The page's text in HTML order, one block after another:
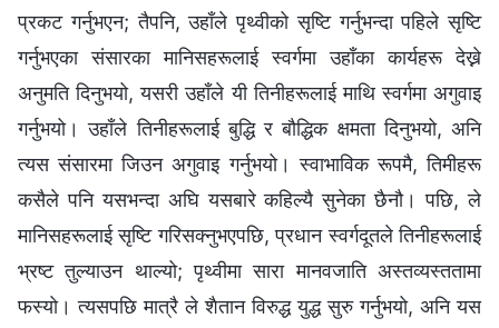
प्रकट गर्नुभएन; तैपनि, उहाँले पृथ्वीको सृष्टि गर्नुभन्दा पहिले सृष्टि
गर्नुभएका संसारका मानिसहरूलाई स्वर्गमा उहाँका कार्यहरू देख्ने
अनुमति दिनुभयो, यसरी उहाँले यी तिनीहरूलाई माथि स्वर्गमा अगुवाइ
गर्नुभयो। उहाँले तिनीहरूलाई बुद्धि र बौद्धिक क्षमता दिनुभयो, अनि
त्यस संसारमा जिउन अगुवाइ गर्नुभयो। स्वाभाविक रूपमै, तिमीहरू
कसैले पनि यसभन्दा अघि यसबारे कहिल्यै सुनेका छैनौ। पछि, ले
मानिसहरूलाई सृष्टि गरिसक्‍नुभएपछि, प्रधान स्‍वर्गदूतले तिनीहरूलाई
भ्रष्ट तुल्याउन थाल्यो; पृथ्वीमा सारा मानवजाति अस्तव्यस्ततामा
फस्यो। त्यसपछि मात्रै ले शैतान विरुद्ध युद्ध सुरु गर्नुभयो, अनि यस